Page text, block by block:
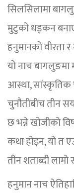
सिलसिलामा
मुटुको धड्कन
हनुमानको वीरता
यो नाच बागलुङमा
आस्था, सांस्कृतिक
चुनौतीबीच तीन
छ भन्ने खोजीको
कथा होइन, यो त
तीन शताब्दी
हनुमान नाच